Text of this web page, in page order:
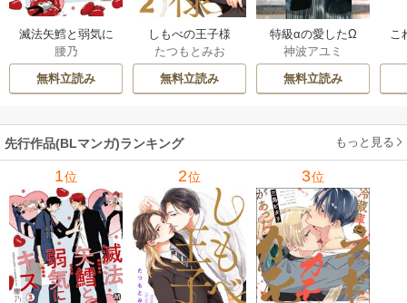
滅法矢鱈と弱気に
キス【コミックス
版】
腰乃
無料立読み
しもべの王子様
【描き下ろしおま
け付き特装版】
たつもとみお
無料立読み
特級αの愛したΩ
神波アユミ
無料立読み
こ
先行作品(BLマンガ)ランキング もっと見る
1位 2位 3位